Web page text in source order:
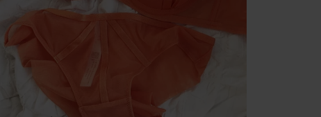
Sprzedawcami są niezależni przedsiębiorcy współpracujący z
operatorem Platformy i korzystający z niej w celu oferowania
swoich produktów.
Do wszystkich umów zawieranych za pośrednictwem platformy